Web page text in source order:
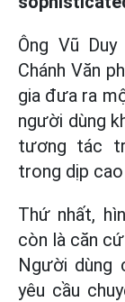
Ông Vũ
Chánh Văn
gia đưa ra
người dùng
tương tác
trong dịp
Thứ nhất,
còn là căn
Người dùng
yêu cầu